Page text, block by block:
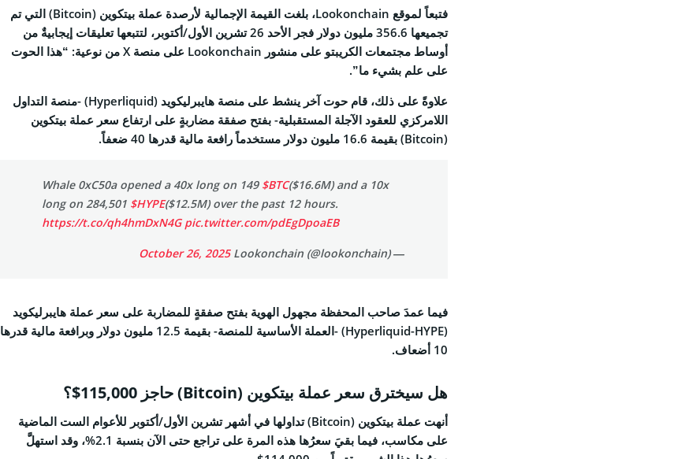
© 2026 Coinspeaker LTD.
ALL RIGHTS RESERVED.
فتبعاً لموقع Lookonchain، بلغت القيمة الإجمالية لأرصدة عملة بيتكوين (Bitcoin)
التي تم
تجميعها 356.6 مليون دولار فجر الأحد 26 تشرين الأول/أكتوبر،
لتتبعها تعليقات إيجابيةٌ من
أوساط مجتمعات الكريبتو على منشور Lookonchain على منصة X من نوعية: “هذا الحوت
على علم بشيء ما”.
علاوةً على ذلك، قام حوت آخر ينشط على منصة هايبرليكويد (Hyperliquid) -منصة التداول
اللامركزي للعقود الآجلة المستقبلية- بفتح صفقة مضاربةٍ على ارتفاع سعر عملة بيتكوين
(Bitcoin) بقيمة 16.6 مليون دولار مستخدماً رافعة مالية قدرها 40 ضعفاً.
Whale 0xC50a opened a 40x long on 149 $BTC($16.6M) and a 10x
long on 284,501 $HYPE($12.5M) over the past 12 hours.
https://t.co/qh4hmDxN4G pic.twitter.com/pdEgDpoaEB
— Lookonchain (@lookonchain)
October 26, 2025
فيما عمدَ صاحب المحفظة مجهول الهوية بفتح صفقةٍ للمضاربة على سعر عملة هايبرليكويد
(Hyperliquid-HYPE)
-العملة الأساسية للمنصة- بقيمة 12.5 مليون دولار وبرافعة مالية قدرها
10 أضعاف.
هل سيخترق سعر عملة بيتكوين (Bitcoin) حاجز 115,000$؟
أنهت عملة بيتكوين (Bitcoin) تداولها في أشهر تشرين الأول/أكتوبر للأعوام الست الماضية
على مكاسب، فيما بقيَ سعرُها هذه المرة على تراجع حتى الآن بنسبة 2.1%، وقد استهلَّ